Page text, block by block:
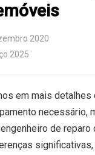
2020
2025
em mais
necessário,
de